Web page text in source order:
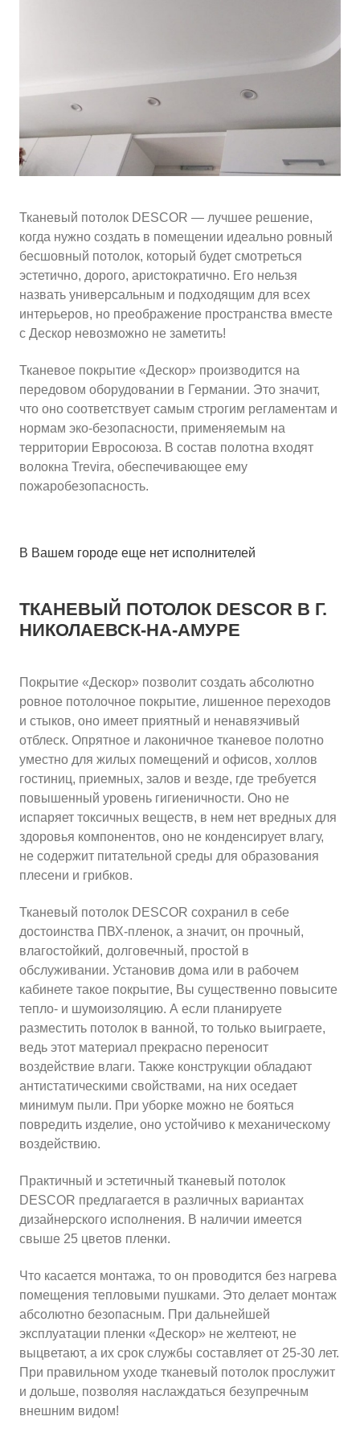
Ориентировочная площадь Вашего потолка
99
Подобрать исполнителя
Тканевый потолок DESCOR — лучшее решение,
когда нужно создать в помещении идеально ровный
бесшовный потолок, который будет смотреться
эстетично, дорого, аристократично. Его нельзя
назвать универсальным и подходящим для всех
интерьеров, но преображение пространства вместе
с Дескор невозможно не заметить!
Тканевое покрытие «Дескор» производится на
передовом оборудовании в Германии. Это значит,
что оно соответствует самым строгим регламентам и
нормам эко-безопасности, применяемым на
территории Евросоюза. В состав полотна входят
волокна Trevira, обеспечивающее ему
пожаробезопасность.
В Вашем городе еще нет исполнителей
ТКАНЕВЫЙ ПОТОЛОК DESCOR В Г.
НИКОЛАЕВСК-НА-АМУРЕ
Покрытие «Дескор» позволит создать абсолютно
ровное потолочное покрытие, лишенное переходов
и стыков, оно имеет приятный и ненавязчивый
отблеск. Опрятное и лаконичное тканевое полотно
уместно для жилых помещений и офисов, холлов
гостиниц, приемных, залов и везде, где требуется
повышенный уровень гигиеничности. Оно не
испаряет токсичных веществ, в нем нет вредных для
здоровья компонентов, оно не конденсирует влагу,
не содержит питательной среды для образования
плесени и грибков.
Тканевый потолок DESCOR сохранил в себе
достоинства ПВХ-пленок, а значит, он прочный,
влагостойкий, долговечный, простой в
обслуживании. Установив дома или в рабочем
кабинете такое покрытие, Вы существенно повысите
тепло- и шумоизоляцию. А если планируете
разместить потолок в ванной, то только выиграете,
ведь этот материал прекрасно переносит
воздействие влаги. Также конструкции обладают
антистатическими свойствами, на них оседает
минимум пыли. При уборке можно не бояться
повредить изделие, оно устойчиво к механическому
воздействию.
Практичный и эстетичный тканевый потолок
DESCOR предлагается в различных вариантах
дизайнерского исполнения. В наличии имеется
свыше 25 цветов пленки.
Что касается монтажа, то он проводится без нагрева
помещения тепловыми пушками. Это делает монтаж
абсолютно безопасным. При дальнейшей
эксплуатации пленки «Дескор» не желтеют, не
выцветают, а их срок службы составляет от 25-30 лет.
При правильном уходе тканевый потолок прослужит
и дольше, позволяя наслаждаться безупречным
внешним видом!